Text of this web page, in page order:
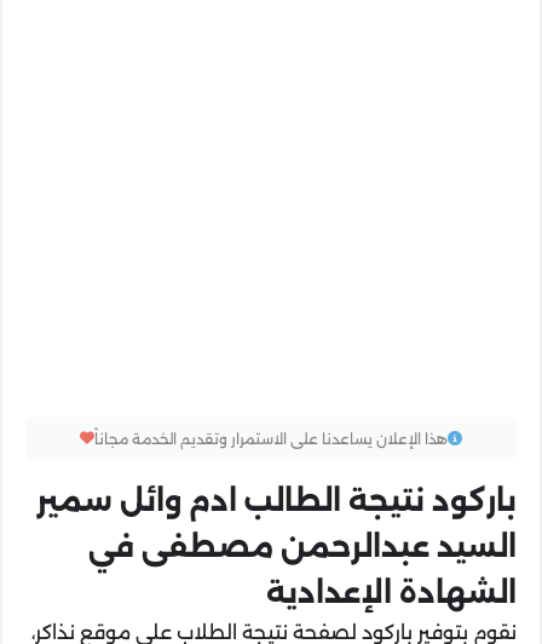
هذا الإعلان يساعدنا على الاستمرار وتقديم الخدمة مجاناً
باركود نتيجة الطالب ادم وائل سمير
السيد عبدالرحمن مصطفى في
الشهادة الإعدادية
نقوم بتوفير باركود لصفحة نتيجة الطلاب على موقع نذاكر،